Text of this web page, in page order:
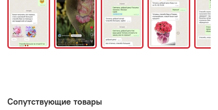
Сопутствующие товары